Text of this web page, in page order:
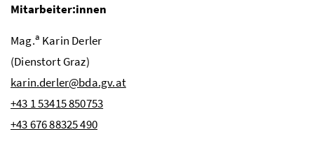
Mitarbeiter:innen
Mag.a Karin Derler
(Dienstort Graz)
karin.derler@bda.gv.at
+43 1 53415 850753
+43 676 88325 490